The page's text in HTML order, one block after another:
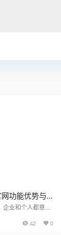
功能优势与
业和个人都意识
内容、获取潜在客
42 0